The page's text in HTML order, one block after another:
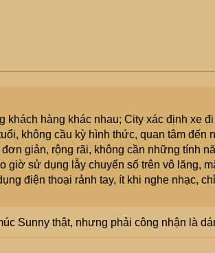
khách hàng khác nhau; City xác định xe
không cầu kỳ hình thức, quan tâm đến
giản, rộng rãi, không cần những tính
giờ sử dụng lẫy chuyển số trên vô lăng,
điện thoại rảnh tay, ít khi nghe nhạc,
Sunny thật, nhưng phải công nhận là